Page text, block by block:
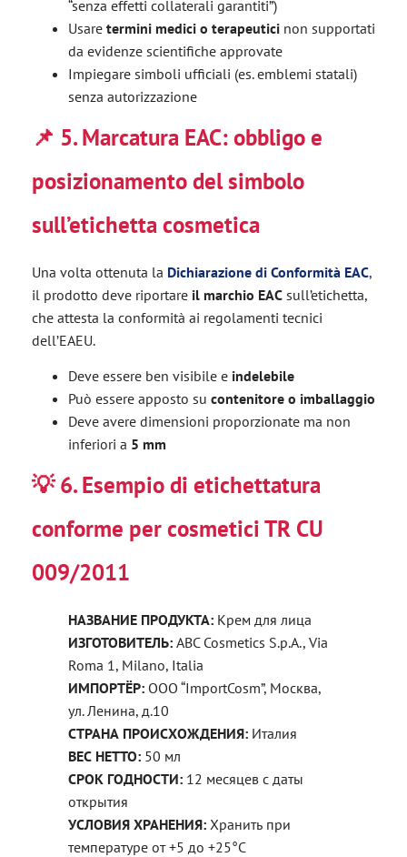
“senza effetti collaterali garantiti”)
Usare termini medici o terapeutici non supportati
da evidenze scientifiche approvate
Impiegare simboli ufficiali (es. emblemi statali)
senza autorizzazione
📌 5. Marcatura EAC: obbligo e
posizionamento del simbolo
sull’etichetta cosmetica
Una volta ottenuta la Dichiarazione di Conformità EAC,
il prodotto deve riportare il marchio EAC sull’etichetta,
che attesta la conformità ai regolamenti tecnici
dell’EAEU.
Deve essere ben visibile e indelebile
Può essere apposto su contenitore o imballaggio
Deve avere dimensioni proporzionate ma non
inferiori a 5 mm
💡6. Esempio di etichettatura
conforme per cosmetici TR CU
009/2011
НАЗВАНИЕ ПРОДУКТА: Крем для лица
ИЗГОТОВИТЕЛЬ: ABC Cosmetics S.p.A., Via
Roma 1, Milano, Italia
ИМПОРТЁР: ООО “ImportCosm”, Москва,
ул. Ленина, д.10
СТРАНА ПРОИСХОЖДЕНИЯ: Италия
ВЕС НЕТТО: 50 мл
СРОК ГОДНОСТИ: 12 месяцев с даты
открытия
УСЛОВИЯ ХРАНЕНИЯ: Хранить при
температуре от +5 до +25°С